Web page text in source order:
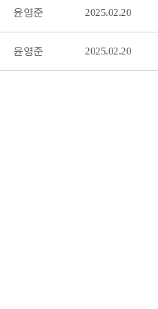
윤영준 2025.02.20
윤영준 2025.02.20